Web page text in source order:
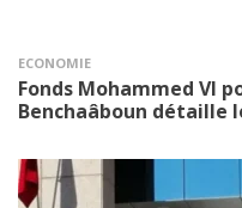
ECONOMIE
Fonds Mohammed VI
Benchaâboun détaille